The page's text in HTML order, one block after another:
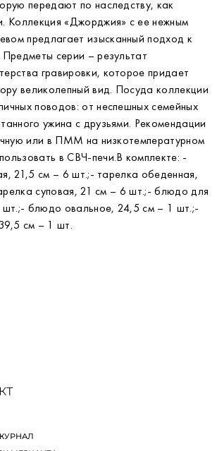
передают по наследству, как
Коллекция «Джорджия» с ее нежным
предлагает изысканный подход к
серии – результат
гравировки, которое придает
великолепный вид. Посуда коллекции
поводов: от неспешных семейных
ужина с друзьями. Рекомендации
или в ПММ на низкотемпературном
в СВЧ-печи.В комплекте: -
21,5 см – 6 шт.;- тарелка обеденная,
суповая, 21 см – 6 шт.;- блюдо для
блюдо овальное, 24,5 см – 1 шт.;-
см – 1 шт.